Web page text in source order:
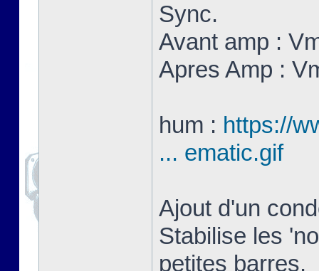
Sync.
Avant amp :
Apres Amp :
hum : https://
... ematic.gif
Ajout d'un
Stabilise les
petites barres.